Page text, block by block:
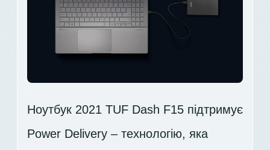
Ноутбук 2021 TUF Dash F15 підтримує
Power Delivery – технологію, яка